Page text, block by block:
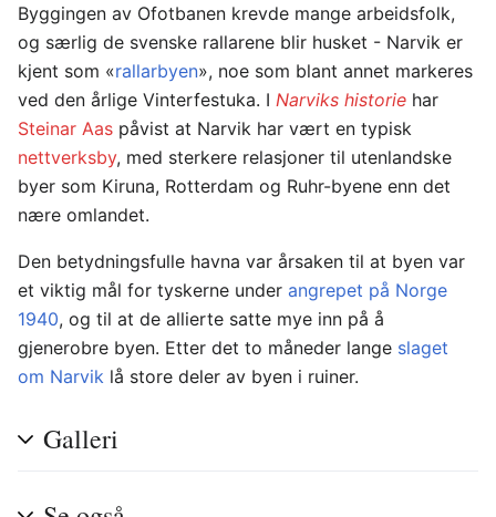
Byggingen av Ofotbanen krevde mange arbeidsfolk,
og særlig de svenske rallarene blir husket - Narvik er
kjent som «rallarbyen», noe som blant annet markeres
ved den årlige Vinterfestuka. I Narviks historie har
Steinar Aas påvist at Narvik har vært en typisk
nettverksby, med sterkere relasjoner til utenlandske
byer som Kiruna, Rotterdam og Ruhr-byene enn det
nære omlandet.
Den betydningsfulle havna var årsaken til at byen var
et viktig mål for tyskerne under angrepet på Norge
1940, og til at de allierte satte mye inn på å
gjenerobre byen. Etter det to måneder lange slaget
om Narvik lå store deler av byen i ruiner.
Galleri